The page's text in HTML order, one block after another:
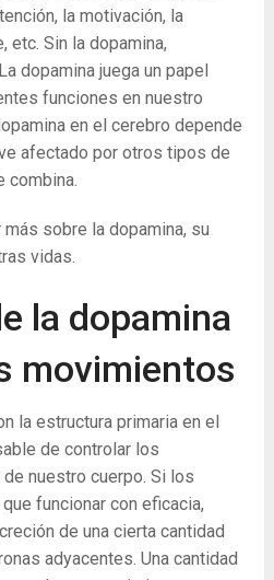
la motivación, la
etc. Sin la dopamina,
dopamina juega un papel
funciones en nuestro
en el cerebro depende
afectado por otros tipos de
combina.
sobre la dopamina, su
vidas.
la dopamina
movimientos
la estructura primaria en el
de controlar los
nuestro cuerpo. Si los
funcionar con eficacia,
de una cierta cantidad
adyacentes. Una cantidad